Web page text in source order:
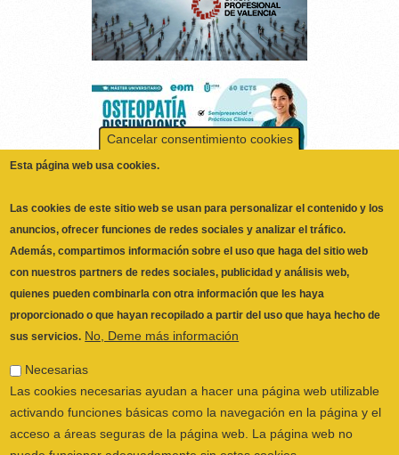
ILUSTRE COLEGIO OFICIAL DE
FISIOTERAPEUTAS DE LA COMUNIDAD
VALENCIANA
© 2026
POLÍTICA PRIVACIDAD|AVISO LEGAL|
POLÍTICA DE COOKIES|CANAL DEL
INFORMANTE
Cancelar consentimiento cookies
Esta página web usa cookies.
Además, compartimos información sobre el uso que haga del sitio web
con nuestros partners de redes sociales, publicidad y análisis web,
quienes pueden combinarla con otra información que les haya
proporcionado o que hayan recopilado a partir del uso que haya hecho de
Necesarias